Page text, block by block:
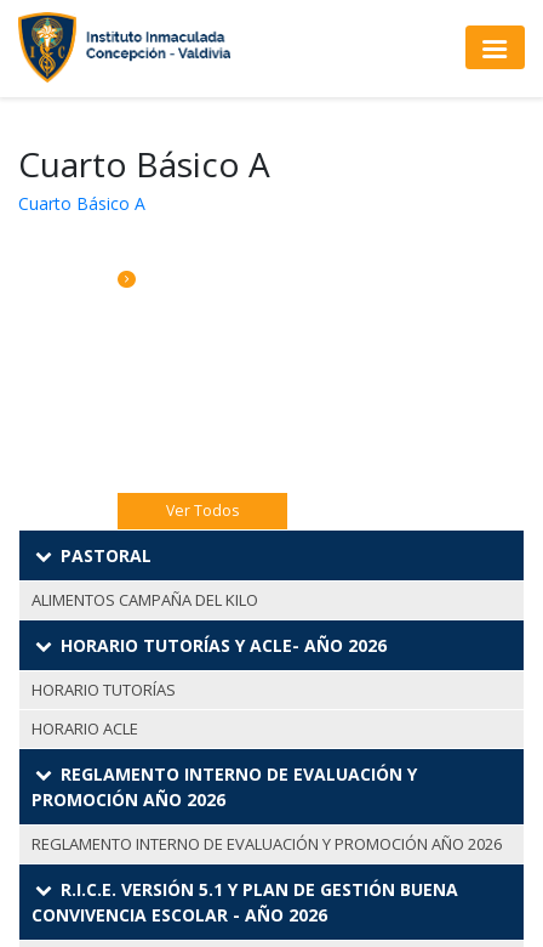
Cuarto Básico A
Cuarto Básico A
Ver Todos
PASTORAL
ALIMENTOS CAMPAÑA DEL KILO
HORARIO TUTORÍAS Y ACLE- AÑO 2026
HORARIO TUTORÍAS
HORARIO ACLE
REGLAMENTO INTERNO DE EVALUACIÓN Y
PROMOCIÓN AÑO 2026
REGLAMENTO INTERNO DE EVALUACIÓN Y PROMOCIÓN AÑO 2026
R.I.C.E. VERSIÓN 5.1 Y PLAN DE GESTIÓN BUENA
CONVIVENCIA ESCOLAR - AÑO 2026